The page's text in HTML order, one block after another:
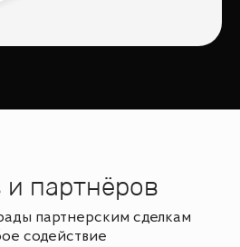
партнёров
партнерским сделкам
содействие